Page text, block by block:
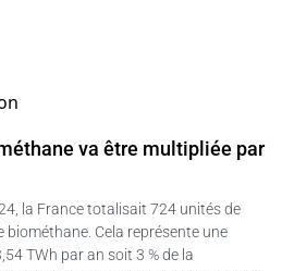
va être multipliée par
la France totalisait 724 unités de
Cela représente une
TWh par an soit 3 % de la